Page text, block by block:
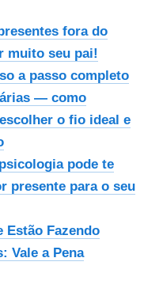
fora do
muito seu pai!
a passo completo
— como
o fio ideal e
pode te
presente para o seu
Estão Fazendo
Vale a Pena